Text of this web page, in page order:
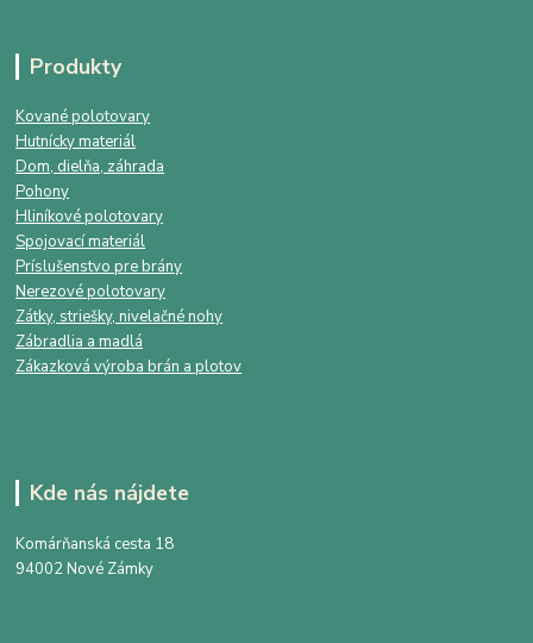
Produkty
Kované polotovary
Hutnícky materiál
Dom, dielňa, záhrada
Pohony
Hliníkové polotovary
Spojovací materiál
Príslušenstvo pre brány
Nerezové polotovary
Zátky, striešky, nivelačné nohy
Zábradlia a madlá
Zákazková výroba brán a plotov
Kde nás nájdete
Komárňanská cesta 18
94002 Nové Zámky